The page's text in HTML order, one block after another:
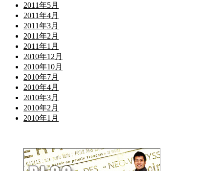
2011年5月
2011年4月
2011年3月
2011年2月
2011年1月
2010年12月
2010年10月
2010年7月
2010年4月
2010年3月
2010年2月
2010年1月